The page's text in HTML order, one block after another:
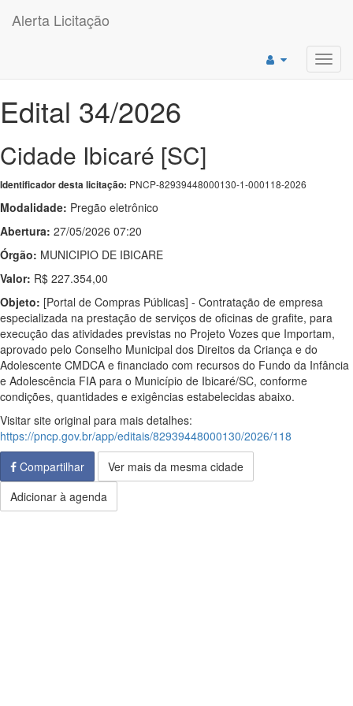
Alerta Licitação
Edital 34/2026
Cidade Ibicaré [SC]
Identificador desta licitação: PNCP-82939448000130-1-000118-2026
Modalidade: Pregão eletrônico
Abertura: 27/05/2026 07:20
Órgão: MUNICIPIO DE IBICARE
Valor: R$ 227.354,00
Objeto: [Portal de Compras Públicas] - Contratação de empresa
especializada na prestação de serviços de oficinas de grafite, para
execução das atividades previstas no Projeto Vozes que Importam,
aprovado pelo Conselho Municipal dos Direitos da Criança e do
Adolescente CMDCA e financiado com recursos do Fundo da Infância
e Adolescência FIA para o Município de Ibicaré/SC, conforme
condições, quantidades e exigências estabelecidas abaixo.
Visitar site original para mais detalhes:
https://pncp.gov.br/app/editais/82939448000130/2026/118
Compartilhar
Ver mais da mesma cidade
Adicionar à agenda